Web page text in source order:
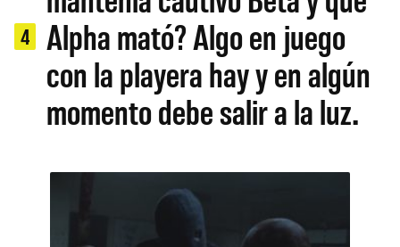
4
Alpha mató? Algo en juego
con la playera hay y en algún
momento debe salir a la luz.